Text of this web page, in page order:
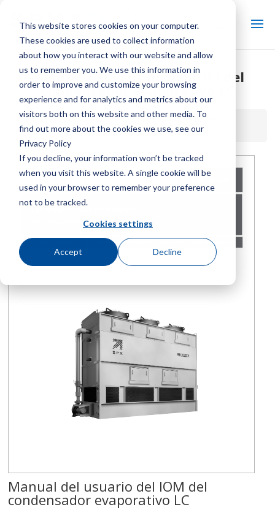
This website stores cookies on your computer.
These cookies are used to collect information
about how you interact with our website and allow
us to remember you. We use this information in
order to improve and customize your browsing
experience and for analytics and metrics about our
visitors both on this website and other media. To
find out more about the cookies we use, see our
Privacy Policy
If you decline, your information won’t be tracked
when you visit this website. A single cookie will be
used in your browser to remember your preference
not to be tracked.
Cookies settings
Accept Decline
Manual del usuario del IOM del
condensador evaporativo LC
Inicio / Biblioteca /Manual del usuario del IOM del
condensador evaporativo LC
Manual del usuario del IOM del
condensador evaporativo LC